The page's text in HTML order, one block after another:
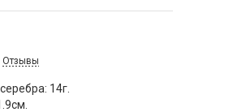
Отзывы
14г.